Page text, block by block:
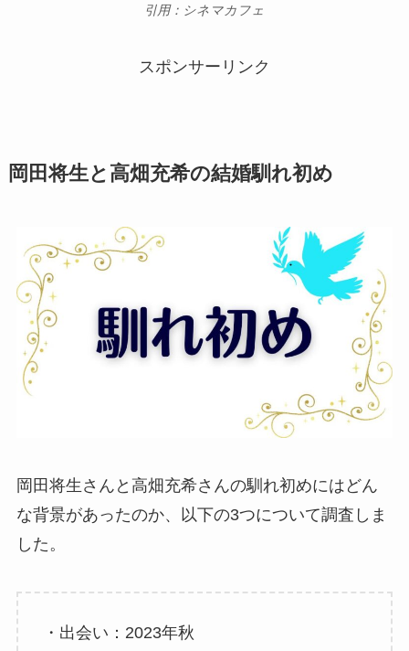
引用：シネマカフェ
スポンサーリンク
岡田将生と高畑充希の結婚馴れ初め
岡田将生さんと高畑充希さんの馴れ初めにはどん
な背景があったのか、以下の3つについて調査しま
した。
・出会い：2023年秋